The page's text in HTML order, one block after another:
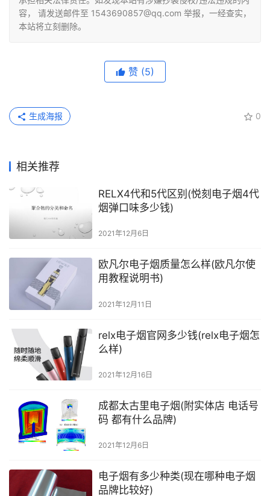
容， 请发送邮件至 1543690857@qq.com 举报，一经查实，
本站将立刻删除。
赞 (5)
0
生成海报
相关推荐
RELX4代和5代区别(悦刻电子烟4代
烟弹口味多少钱)
2021年12月6日
欧凡尔电子烟质量怎么样(欧凡尔使
用教程说明书)
2021年12月11日
relx电子烟官网多少钱(relx电子烟怎
么样)
2021年12月16日
成都太古里电子烟(附实体店 电话号
码 都有什么品牌)
2021年12月6日
电子烟有多少种类(现在哪种电子烟
品牌比较好)